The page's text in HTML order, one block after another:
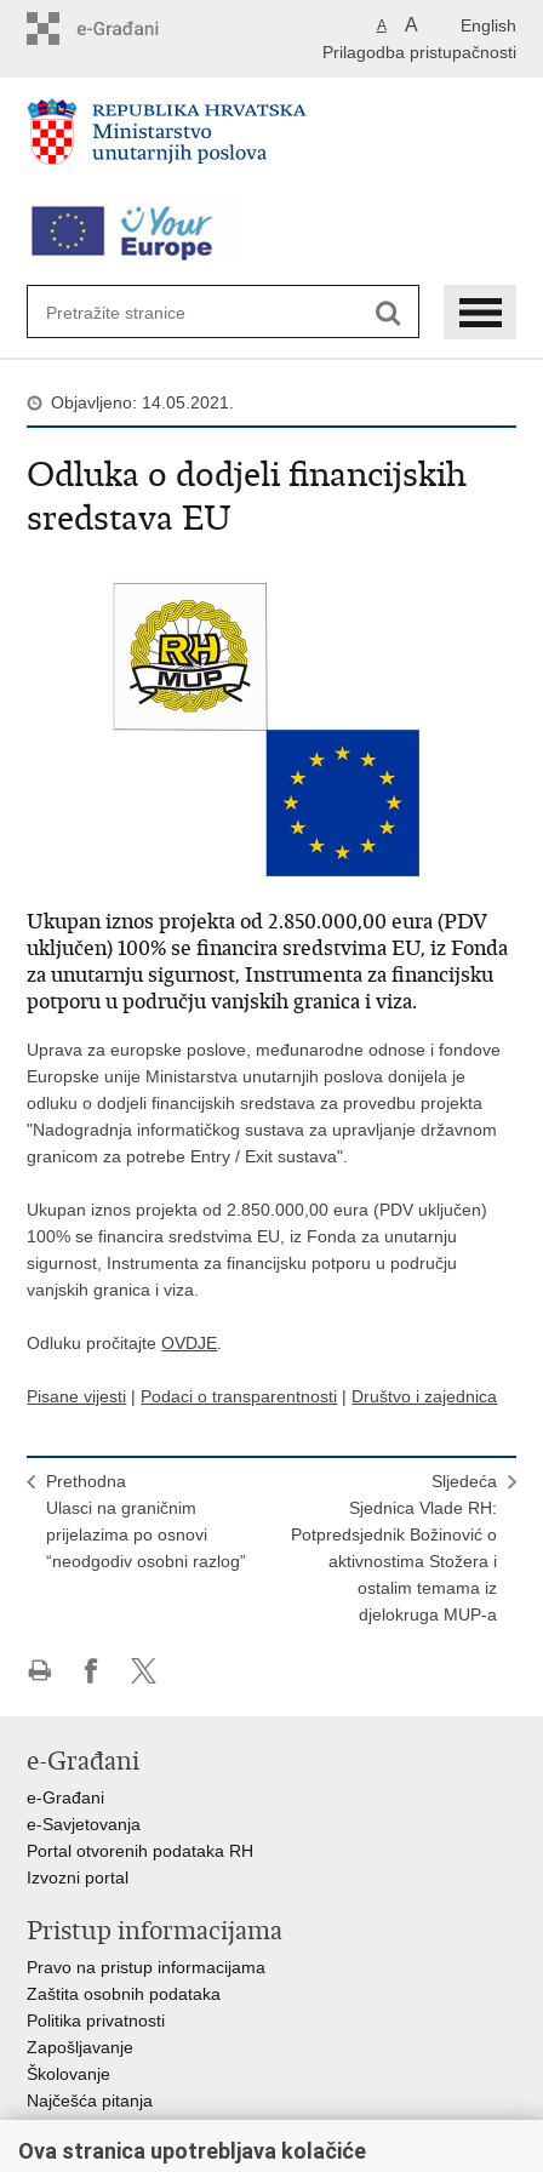
English
A A
Prilagodba pristupačnosti
Objavljeno: 14.05.2021.
Odluka o dodjeli financijskih
sredstava EU
Ukupan iznos projekta od 2.850.000,00 eura (PDV
uključen) 100% se financira sredstvima EU, iz Fonda
za unutarnju sigurnost, Instrumenta za financijsku
potporu u području vanjskih granica i viza.
Uprava za europske poslove, međunarodne odnose i fondove
Europske unije Ministarstva unutarnjih poslova donijela je
odluku o dodjeli financijskih sredstava za provedbu projekta
"Nadogradnja informatičkog sustava za upravljanje državnom
granicom za potrebe Entry / Exit sustava".
Ukupan iznos projekta od 2.850.000,00 eura (PDV uključen)
100% se financira sredstvima EU, iz Fonda za unutarnju
sigurnost, Instrumenta za financijsku potporu u području
vanjskih granica i viza.
Odluku pročitajteOVDJE
Pisane vijesti | Podaci o transparentnosti | Društvo i zajednica
Prethodna
Ulasci na graničnim
prijelazima po osnovi
“neodgodiv osobni razlog”
Sljedeća
Sjednica Vlade RH:
Potpredsjednik Božinović o
aktivnostima Stožera i
ostalim temama iz
djelokruga MUP-a
Facebooku
X-
e-Građani
e-Građani
e-Savjetovanja
Portal otvorenih podataka RH
Izvozni portal
Pristup informacijama
Pravo na pristup informacijama
Zaštita osobnih podataka
Politika privatnosti
Zapošljavanje
Školovanje
Najčešća pitanja
Važne poveznice
Ova stranica upotrebljava kolačiće